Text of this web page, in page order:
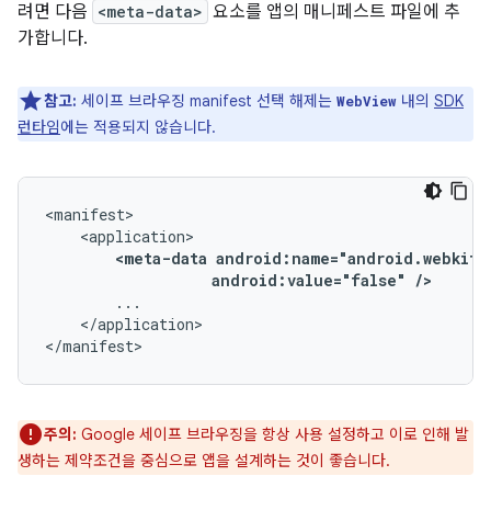
려면 다음 <meta-data> 요소를 앱의 매니페스트 파일에 추
가합니다.
참고: 세이프 브라우징 manifest 선택 해제는 WebView 내의 SDK
런타임에는 적용되지 않습니다.
<meta-data
android:value="false" />
</application>
</manifest>
주의: Google 세이프 브라우징을 항상 사용 설정하고 이로 인해 발
생하는 제약조건을 중심으로 앱을 설계하는 것이 좋습니다.